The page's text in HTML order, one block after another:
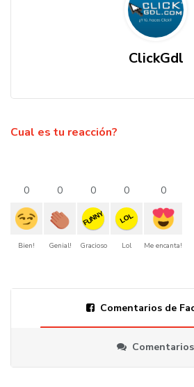
ClickGdl
Cual es tu reacción?
0
Bien!
0
Genial!
0
FUNNY
Gracioso
0
LOL
Lol
0
Me encanta!
Comentarios de
Comentarios